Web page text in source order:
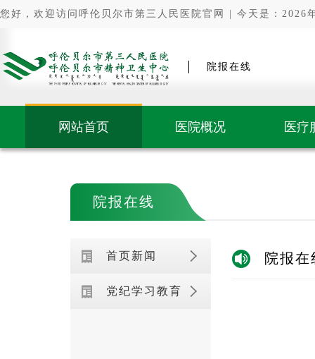
您好，欢迎访问呼伦贝尔市第三人民医院官网 | 今天是：2026
院报在线
网站首页 医院概况 医疗
院报在线
首页新闻
党纪学习教育
院报在